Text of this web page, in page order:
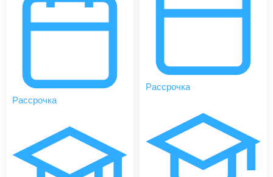
Рассрочка
Рассрочка